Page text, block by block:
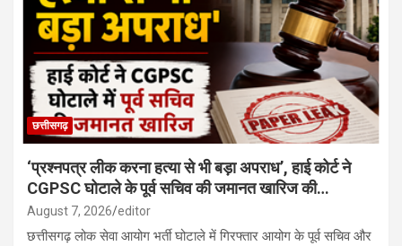
छत्तीसगढ़
‘प्रश्नपत्र लीक करना हत्या से भी बड़ा अपराध’, हाई कोर्ट ने
CGPSC घोटाले के पूर्व सचिव की जमानत खारिज की…
August 7, 2026 editor
छत्तीसगढ़ लोक सेवा आयोग भर्ती घोटाले में गिरफ्तार आयोग के पूर्व सचिव और